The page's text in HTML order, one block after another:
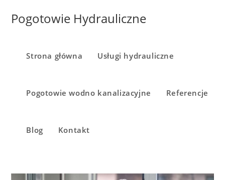
Pogotowie Hydrauliczne
Strona główna Usługi hydrauliczne
Pogotowie wodno kanalizacyjne Referencje
Blog Kontakt